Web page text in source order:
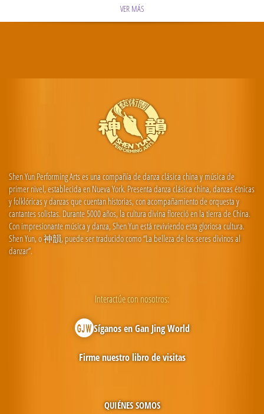
VER MÁS
Shen Yun Performing Arts es una compañía de danza clásica china y música de
primer nivel, establecida en Nueva York. Presenta danza clásica china, danzas étnicas
y folklóricas y danzas que cuentan historias, con acompañamiento de orquesta y
cantantes solistas. Durante 5000 años, la cultura divina floreció en la tierra de China.
Con impresionante música y danza, Shen Yun está reviviendo esta gloriosa cultura.
Shen Yun, o 神韻, puede ser traducido como “La belleza de los seres divinos al
danzar”.
QUIÉNES SOMOS
Interactúe con nosotros:
Síganos en Gan Jing World
Firme nuestro libro de visitas